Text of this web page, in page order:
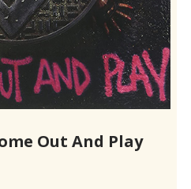
Out And Play